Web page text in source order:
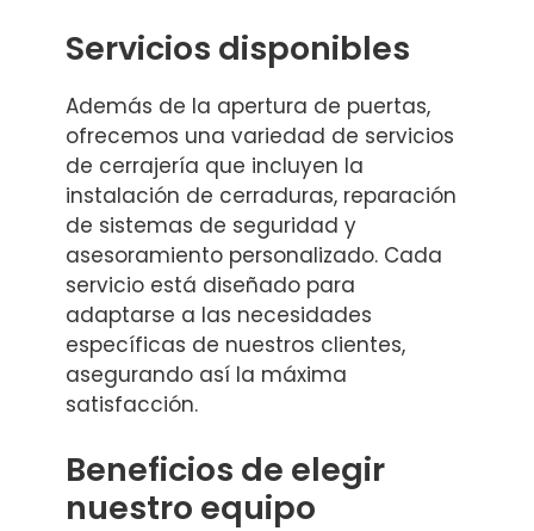
Servicios disponibles
Además de la apertura de puertas,
ofrecemos una variedad de servicios
de cerrajería que incluyen la
instalación de cerraduras, reparación
de sistemas de seguridad y
asesoramiento personalizado. Cada
servicio está diseñado para
adaptarse a las necesidades
específicas de nuestros clientes,
asegurando así la máxima
satisfacción.
Beneficios de elegir
nuestro equipo